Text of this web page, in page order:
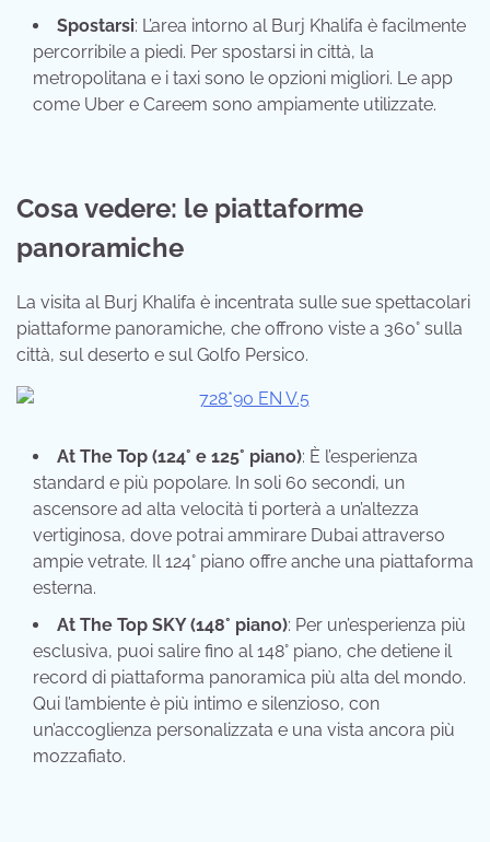
Spostarsi: L’area intorno al Burj Khalifa è facilmente
percorribile a piedi. Per spostarsi in città, la
metropolitana e i taxi sono le opzioni migliori. Le app
come Uber e Careem sono ampiamente utilizzate.
Cosa vedere: le piattaforme
panoramiche
La visita al Burj Khalifa è incentrata sulle sue spettacolari
piattaforme panoramiche, che offrono viste a 360° sulla
città, sul deserto e sul Golfo Persico.
At The Top (124° e 125° piano): È l’esperienza
standard e più popolare. In soli 60 secondi, un
ascensore ad alta velocità ti porterà a un’altezza
vertiginosa, dove potrai ammirare Dubai attraverso
ampie vetrate. Il 124° piano offre anche una piattaforma
esterna.
At The Top SKY (148° piano): Per un’esperienza più
esclusiva, puoi salire fino al 148° piano, che detiene il
record di piattaforma panoramica più alta del mondo.
Qui l’ambiente è più intimo e silenzioso, con
un’accoglienza personalizzata e una vista ancora più
mozzafiato.